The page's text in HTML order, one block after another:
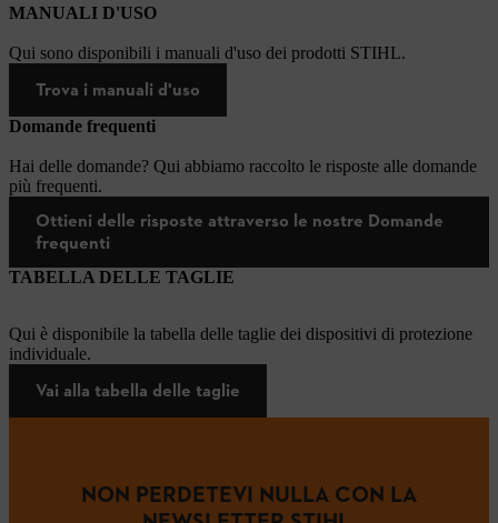
MANUALI D'USO
Qui sono disponibili i manuali d'uso dei prodotti STIHL.
Trova i manuali d'uso
Domande frequenti
Hai delle domande? Qui abbiamo raccolto le risposte alle domande
più frequenti.
Ottieni delle risposte attraverso le nostre Domande
frequenti
TABELLA DELLE TAGLIE
Qui è disponibile la tabella delle taglie dei dispositivi di protezione
individuale.
Vai alla tabella delle taglie
NON PERDETEVI NULLA CON LA